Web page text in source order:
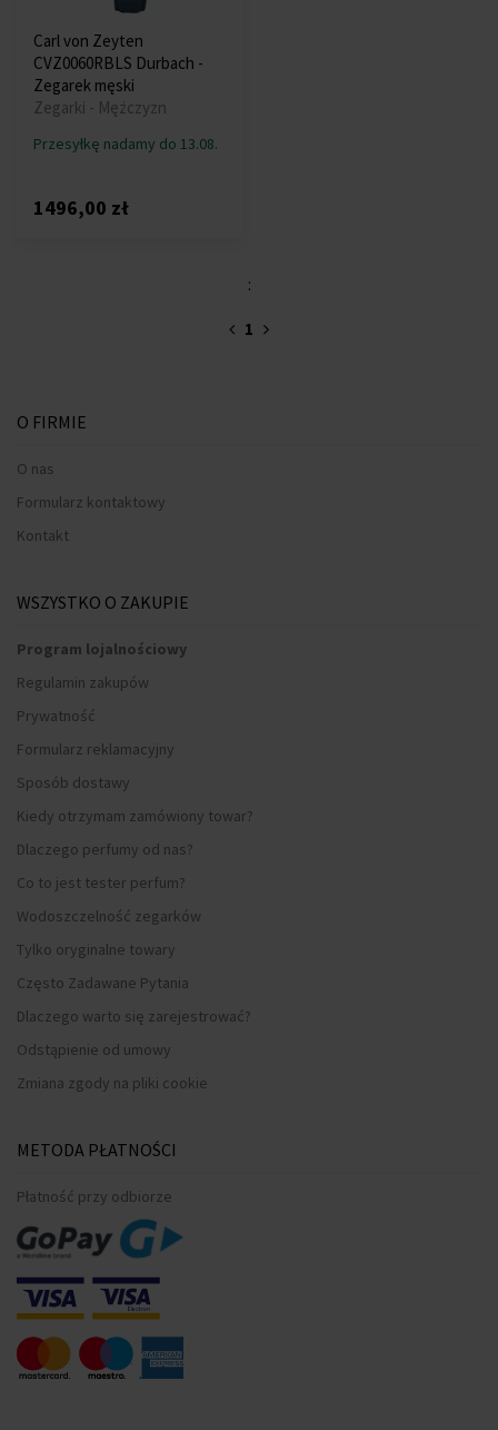
Carl von Zeyten
CVZ0060RBLS Durbach -
Zegarek męski
Zegarki - Mężczyzn
Przesyłkę nadamy do 13.08.
1496,00 zł
:
1
O FIRMIE
O nas
Formularz kontaktowy
Kontakt
WSZYSTKO O ZAKUPIE
Program lojalnościowy
Regulamin zakupów
Prywatność
Formularz reklamacyjny
Sposób dostawy
Kiedy otrzymam zamówiony towar?
Dlaczego perfumy od nas?
Co to jest tester perfum?
Wodoszczelność zegarków
Tylko oryginalne towary
Często Zadawane Pytania
Dlaczego warto się zarejestrować?
Odstąpienie od umowy
Zmiana zgody na pliki cookie
METODA PŁATNOŚCI
Płatność przy odbiorze